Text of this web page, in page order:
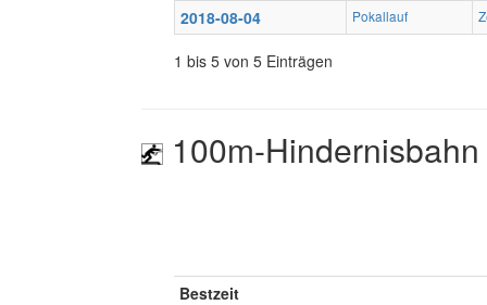
2018-08-04 Pokallauf
1 bis 5 von 5 Einträgen
100m-
Bestzeit